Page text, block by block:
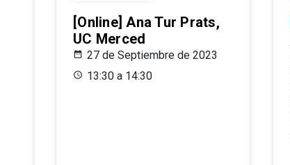
[Online] Ana Tur Prats,
UC Merced
27 de Septiembre de 2023
13:30 a 14:30